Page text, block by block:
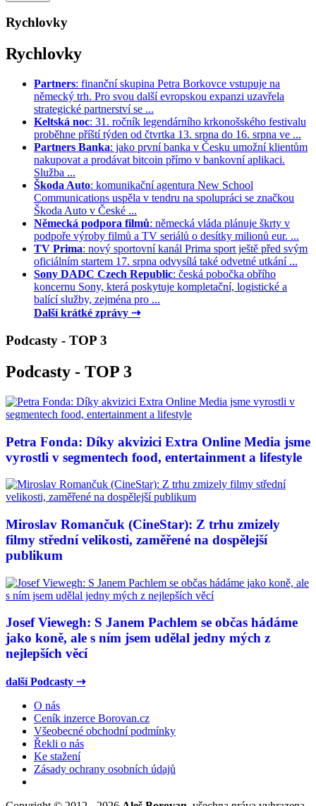
Rychlovky
Rychlovky
Partners: finanční skupina Petra Borkovce vstupuje na
německý trh. Pro svou další evropskou expanzi uzavřela
strategické partnerství se ...
Keltská noc: 31. ročník legendárního krkonošského festivalu
proběhne příští týden od čtvrtka 13. srpna do 16. srpna ve ...
Partners Banka: jako první banka v Česku umožní klientům
nakupovat a prodávat bitcoin přímo v bankovní aplikaci.
Služba ...
Škoda Auto: komunikační agentura New School
Communications uspěla v tendru na spolupráci se značkou
Škoda Auto v České ...
Německá podpora filmů: německá vláda plánuje škrty v
podpoře výroby filmů a TV seriálů o desítky milionů eur. ...
TV Prima: nový sportovní kanál Prima sport ještě před svým
oficiálním startem 17. srpna odvysílá také odvetné utkání ...
Sony DADC Czech Republic: česká pobočka obřího
koncernu Sony, která poskytuje kompletační, logistické a
balící služby, zejména pro ...
Další krátké zprávy ⇢
Podcasty - TOP 3
Podcasty - TOP 3
Petra Fonda: Díky akvizici Extra Online Media jsme
vyrostli v segmentech food, entertainment a lifestyle
Miroslav Romančuk (CineStar): Z trhu zmizely
filmy střední velikosti, zaměřené na dospělejší
publikum
Josef Viewegh: S Janem Pachlem se občas hádáme
jako koně, ale s ním jsem udělal jedny mých z
nejlepších věcí
další Podcasty ⇢
O nás
Ceník inzerce Borovan.cz
Všeobecné obchodní podmínky
Řekli o nás
Ke stažení
Zásady ochrany osobních údajů